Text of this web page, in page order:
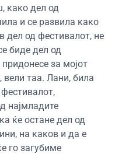
како дел од
и се развила како
дел од фестивалот, не
биде дел од
за мојот
вели таа. Лани, била
најмладите
ќе остане дел од
на каков и да е
го загубиме